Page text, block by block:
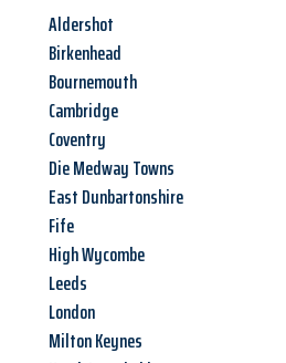
Aldershot
Birkenhead
Bournemouth
Cambridge
Coventry
Die Medway Towns
East Dunbartonshire
Fife
High Wycombe
Leeds
London
Milton Keynes